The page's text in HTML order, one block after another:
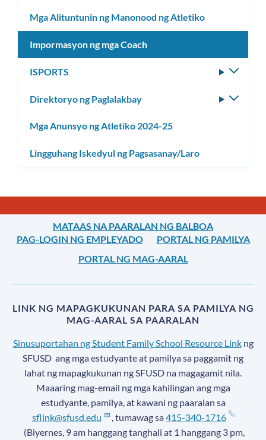
Mga Alituntunin ng Manonood ng Atletiko
Impormasyon ng mga Coach
ISPORTS
Direktoryo ng Paglalakbay
Mga Anunsyo ng Atletiko 2024-25
Lingguhang Iskedyul ng Pagsasanay/Laro
MATAAS NA PAARALAN NG BALBOA
PAG-LOGIN NG EMPLEYADO
PORTAL NG PAMILYA
PORTAL NG MAG-AARAL
LINK NG MAPAGKUKUNAN PARA SA PAMILYA NG
MAG-AARAL SA PAARALAN
Sinusuportahan ng Student Family School Resource Linkng
SFUSD ang mga estudyante at pamilya sa paggamit ng
lahat ng mapagkukunan ng SFUSD na magagamit nila.
Maaaring mag-email ng mga kahilingan ang mga
estudyante, pamilya, at kawani ng paaralan sa
sflink@sfusd.edu
, tumawag sa415-340-1716
(Biyernes, 9 am hanggang tanghali at 1 hanggang 3 pm,